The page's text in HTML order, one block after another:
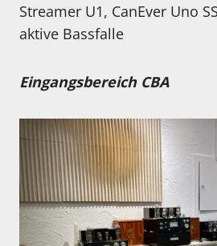
Streamer U1, CanEver Uno
aktive Bassfalle
Eingangsbereich CBA